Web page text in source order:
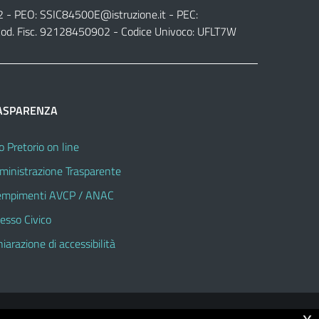
- PEO:SSIC84500E@istruzione.it- PEC:
Fisc. 92128450902 - Codice Univoco: UFLT7W
Pretorio on line
Trasparente
AVCP / ANAC
Civico
di accessibilità